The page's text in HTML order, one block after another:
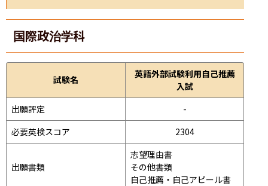
国際政治学科
試験名
英語外部試験利用自己推薦
入試
出願評定
-
必要英検スコア
2304
出願書類
志望理由書
その他書類
自己推薦・自己アピール書